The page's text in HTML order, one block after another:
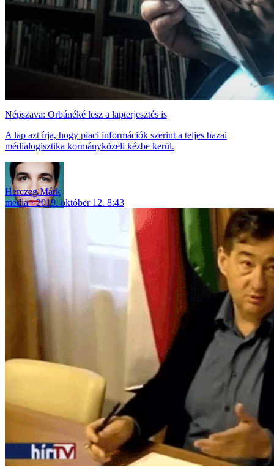
Népszava: Orbánéké lesz a lapterjesztés is
A lap azt írja, hogy piaci információk szerint a teljes hazai
médialogisztika kormányközeli kézbe kerül.
Herczeg Márk
media
2019. október 12. 8:43